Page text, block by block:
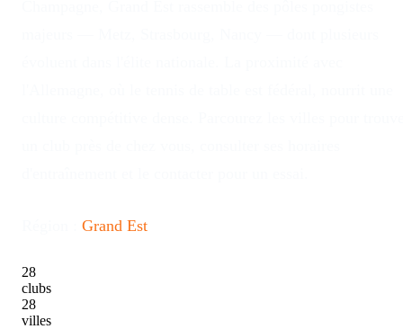
Grand Est
28
clubs
28
villes